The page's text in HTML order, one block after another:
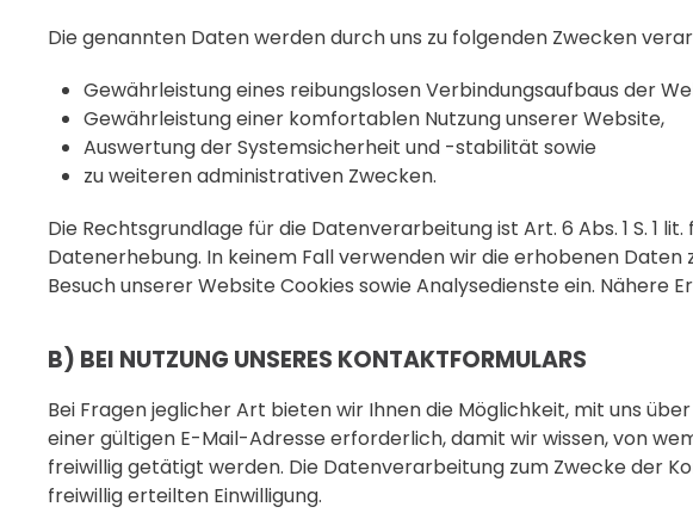
Die genannten Daten werden durch uns zu folgenden Zwecken
Gewährleistung eines reibungslosen Verbindungsaufbaus der
Gewährleistung einer komfortablen Nutzung unserer Website,
Auswertung der Systemsicherheit und -stabilität sowie
zu weiteren administrativen Zwecken.
Die Rechtsgrundlage für die Datenverarbeitung ist Art. 6 Abs. 1 S. 1
Datenerhebung. In keinem Fall verwenden wir die erhobenen Daten
Besuch unserer Website Cookies sowie Analysedienste ein.
B) BEI NUTZUNG UNSERES KONTAKTFORMULARS
Bei Fragen jeglicher Art bieten wir Ihnen die Möglichkeit, mit uns
einer gültigen E-Mail-Adresse erforderlich, damit wir wissen, von
freiwillig getätigt werden. Die Datenverarbeitung zum Zwecke der
freiwillig erteilten Einwilligung.